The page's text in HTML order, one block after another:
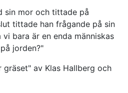
sin mor och tittade på
tittade han frågande på sin
bara är en enda människas
jorden?"
av Klas Hallberg och